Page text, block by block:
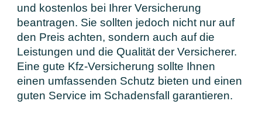
und kostenlos bei Ihrer Versicherung
beantragen. Sie sollten jedoch nicht nur auf
den Preis achten, sondern auch auf die
Leistungen und die Qualität der Versicherer.
Eine gute Kfz-Versicherung sollte Ihnen
einen umfassenden Schutz bieten und einen
guten Service im Schadensfall garantieren.